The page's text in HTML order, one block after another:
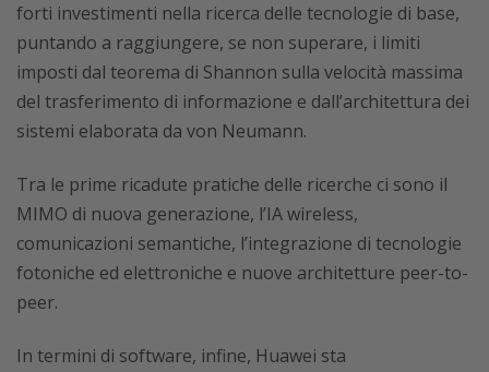
forti investimenti nella ricerca delle tecnologie di base,
puntando a raggiungere, se non superare, i limiti
imposti dal teorema di Shannon sulla velocità massima
del trasferimento di informazione e dall’architettura dei
sistemi elaborata da von Neumann.
Tra le prime ricadute pratiche delle ricerche ci sono il
MIMO di nuova generazione, l’IA wireless,
comunicazioni semantiche, l’integrazione di tecnologie
fotoniche ed elettroniche e nuove architetture peer-to-
peer.
In termini di software, infine, Huawei sta